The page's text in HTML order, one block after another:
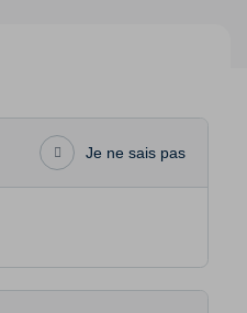
Je ne sais pas